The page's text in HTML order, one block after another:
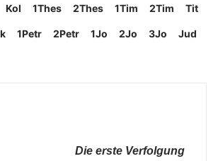
Kol 1Thes 2Thes 1Tim 2Tim Tit
1Petr 2Petr 1Jo 2Jo 3Jo Jud
Die erste Verfolgung